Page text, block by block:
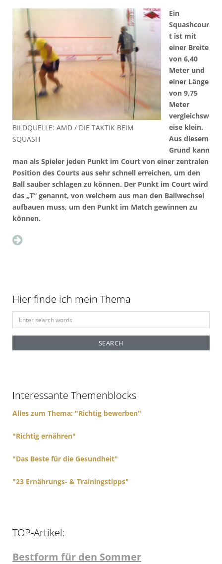
BILDQUELLE: AMD / DIE TAKTIK BEIM
SQUASH
Ein
Squashcour
t ist mit
einer Breite
von 6,40
Meter und
einer Länge
von 9,75
Meter
vergleichsw
eise klein.
Aus diesem
Grund kann
man als Spieler jeden Punkt im Court von einer zentralen
Position des Courts aus sehr schnell erreichen, um den
Ball sauber schlagen zu können. Der Punkt im Court wird
das „T“ genannt, von welchem aus man den Ballwechsel
aufbauen muss, um den Punkt im Match gewinnen zu
können.
Hier finde ich mein Thema
e
r
o
Interessante Themenblocks
Alles zum Thema: "Richtig bewerben"
"Richtig ernähren"
"Das Beste für die Gesundheit"
"23 Ernährungs- & Trainingstipps"
TOP-Artikel:
Bestform für den Sommer